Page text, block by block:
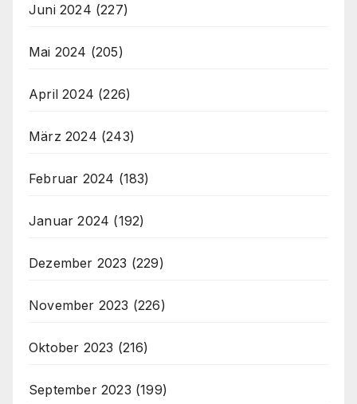
Juni 2024 (227)
Mai 2024 (205)
April 2024 (226)
März 2024 (243)
Februar 2024 (183)
Januar 2024 (192)
Dezember 2023 (229)
November 2023 (226)
Oktober 2023 (216)
September 2023 (199)